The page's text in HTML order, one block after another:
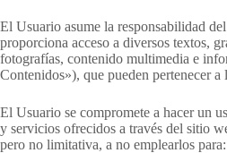
El Usuario asume la responsabilidad
proporciona acceso a diversos textos,
fotografías, contenido multimedia e
Contenidos»), que pueden pertenecer a
El Usuario se compromete a hacer un
y servicios ofrecidos a través del sitio
pero no limitativa, a no emplearlos para: